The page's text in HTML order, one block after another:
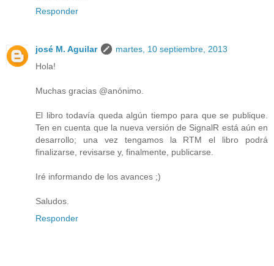
Responder
josé M. Aguilar
martes, 10 septiembre, 2013
Hola!
Muchas gracias @anónimo.
El libro todavía queda algún tiempo para que se publique.
Ten en cuenta que la nueva versión de SignalR está aún en
desarrollo; una vez tengamos la RTM el libro podrá
finalizarse, revisarse y, finalmente, publicarse.
Iré informando de los avances ;)
Saludos.
Responder